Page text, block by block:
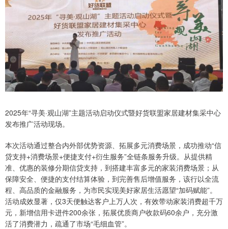
2025年“寻美·观山湖”主题活动启动仪式暨好货联盟家居建材集采中心
发布推广活动现场。
本次活动通过整合内外部优势资源、拓展多元消费场景，成功推动“信
贷支持+消费场景+便捷支付+衍生服务”全链条服务升级。从提供精
准、优惠的装修分期信贷支持，到搭建丰富多元的家装消费场景；从
保障安全、便捷的支付结算体验，到完善售后增值服务，该行以全流
程、高品质的金融服务，为市民实现美好家居生活愿望“加码赋能”。
活动成效显著，仅3天便触达客户上万人次，有效带动家装消费超千万
元，新增信用卡进件200余张，拓展优质商户收款码60余户，充分激
活了消费潜力，疏通了市场“毛细血管”。